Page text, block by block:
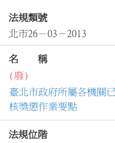
法規類號
北市26－03－2013
名 稱
(廢)
臺北市政府所屬各機關
核獎懲作業要點
法規位階